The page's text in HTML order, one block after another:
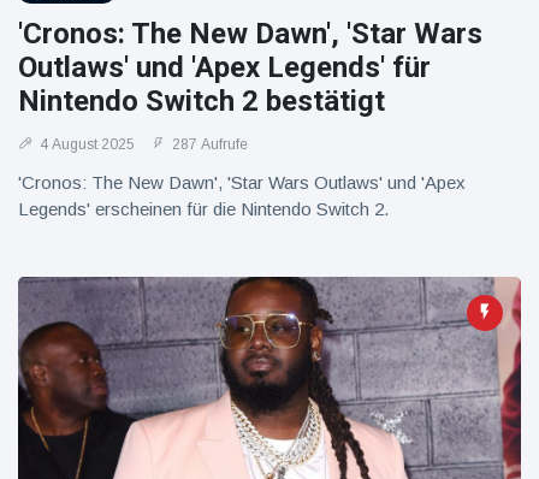
in New
York
'Cronos: The New Dawn', 'Star Wars
Outlaws' und 'Apex Legends' für
Nintendo Switch 2 bestätigt
4 August 2025 287 Aufrufe
'Cronos: The New Dawn', 'Star Wars Outlaws' und 'Apex
Legends' erscheinen für die Nintendo Switch 2.